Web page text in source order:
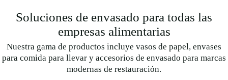
Soluciones de envasado para todas las
empresas alimentarias
Nuestra gama de productos incluye vasos de papel, envases
para comida para llevar y accesorios de envasado para marcas
modernas de restauración.